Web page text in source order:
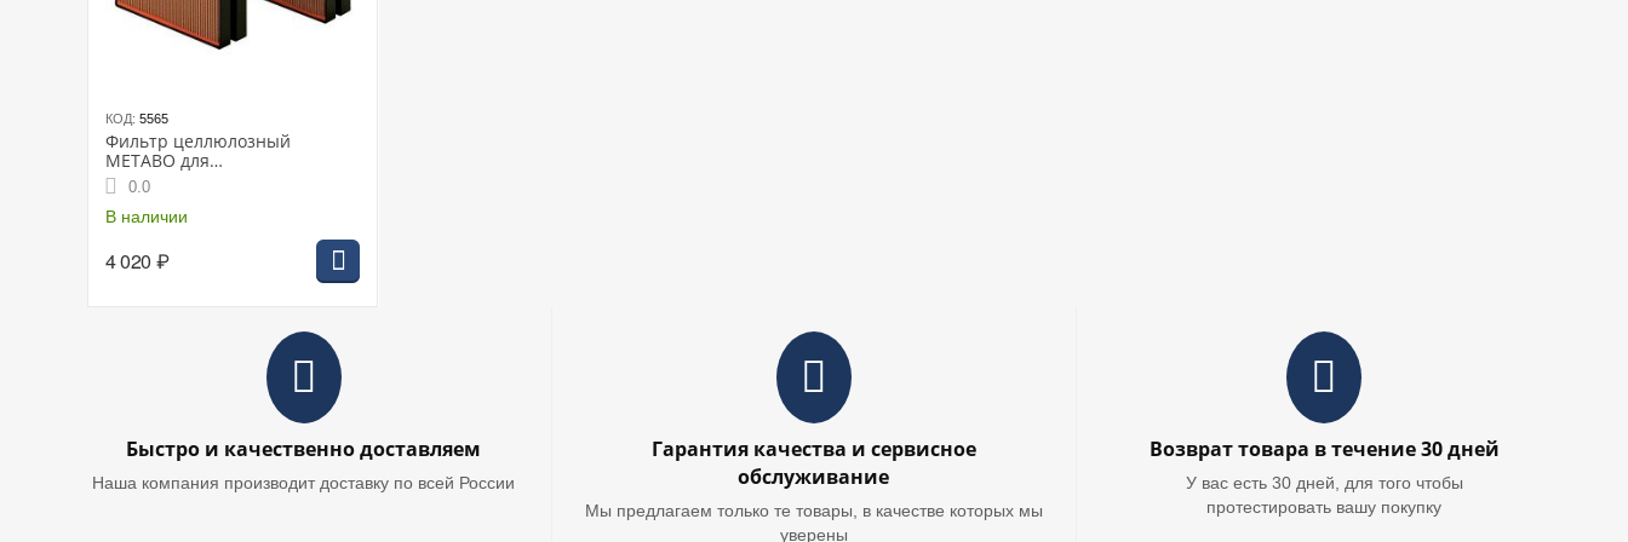
КОД: 5565
Фильтр целлюлозный
METABO для
ASR2025/ASR2050/SHR2050, 2
шт.
0.0
В наличии
4 020 ₽
Быстро и качественно доставляем
Наша компания производит доставку по всей России
Гарантия качества и сервисное
обслуживание
Мы предлагаем только те товары, в качестве которых мы
уверены
Возврат товара в течение 30 дней
У вас есть 30 дней, для того чтобы
протестировать вашу покупку